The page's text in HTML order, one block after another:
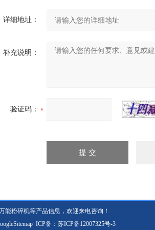
详细地址：
补充说明：
验证码：
能粉碎机等产品信息，欢迎来电咨询！
ICP备： 苏ICP备12007325号-3